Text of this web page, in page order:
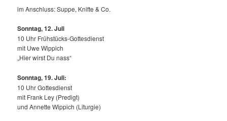
im Anschluss: Suppe, Knifte & Co.
Sonntag, 12.Juli
10 Uhr Frühstücks-Gottesdienst
mit Uwe Wippich
„Hier wirst Du nass“
Sonntag, 19. Juli:
10 Uhr Gottesdienst
mit Frank Ley (Predigt)
und Annette Wippich (Liturgie)